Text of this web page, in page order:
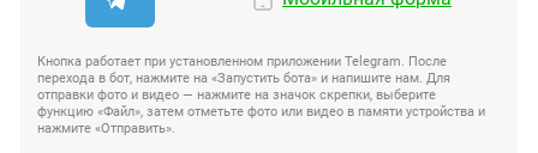
Кнопка работает при установленном приложении Telegram. После
перехода в бот, нажмите на «Запустить бота» и напишите нам. Для
отправки фото и видео — нажмите на значок скрепки, выберите
функцию «Файл», затем отметьте фото или видео в памяти устройства и
нажмите «Отправить».